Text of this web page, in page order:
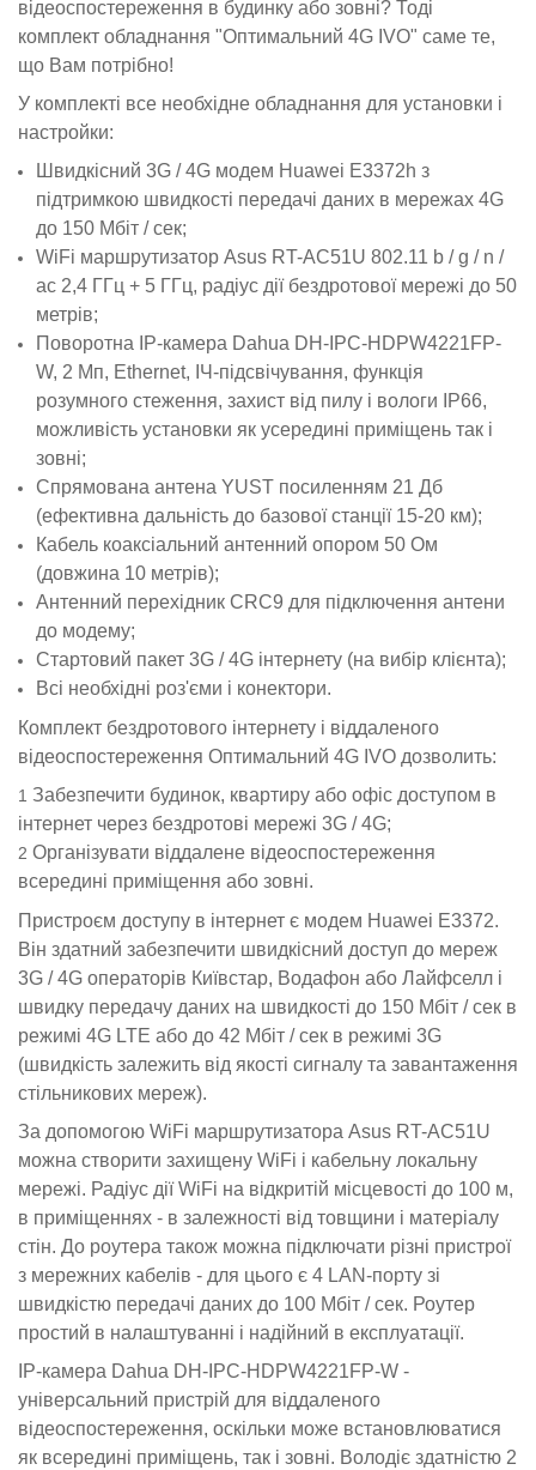
відеоспостереження в будинку або зовні? Тоді
комплект обладнання "Оптимальний 4G IVO" саме те,
що Вам потрібно!
У комплекті все необхідне обладнання для установки і
настройки:
Швидкісний 3G / 4G модем Huawei E3372h з
підтримкою швидкості передачі даних в мережах 4G
до 150 Мбіт / сек;
WiFi маршрутизатор Asus RT-AC51U 802.11 b / g / n /
ac 2,4 ГГц + 5 ГГц, радіус дії бездротової мережі до 50
метрів;
Поворотна IP-камера Dahua DH-IPC-HDPW4221FP-
W, 2 Мп, Ethernet, ІЧ-підсвічування, функція
розумного стеження, захист від пилу і вологи IP66,
можливість установки як усередині приміщень так і
зовні;
Спрямована антена YUST посиленням 21 Дб
(ефективна дальність до базової станції 15-20 км);
Кабель коаксіальний антенний опором 50 Ом
(довжина 10 метрів);
Антенний перехідник CRC9 для підключення антени
до модему;
Стартовий пакет 3G / 4G інтернету (на вибір клієнта);
Всі необхідні роз'єми і конектори.
Комплект бездротового інтернету і віддаленого
відеоспостереження Оптимальний 4G IVO дозволить:
Забезпечити будинок, квартиру або офіс доступом в
інтернет через бездротові мережі 3G / 4G;
Організувати віддалене відеоспостереження
всередині приміщення або зовні.
Пристроєм доступу в інтернет є модем Huawei E3372.
Він здатний забезпечити швидкісний доступ до мереж
3G / 4G операторів Київстар, Водафон або Лайфселл і
швидку передачу даних на швидкості до 150 Мбіт / сек в
режимі 4G LTE або до 42 Мбіт / сек в режимі 3G
(швидкість залежить від якості сигналу та завантаження
стільникових мереж).
За допомогою WiFi маршрутизатора Asus RT-AC51U
можна створити захищену WiFi і кабельну локальну
мережі. Радіус дії WiFi на відкритій місцевості до 100 м,
в приміщеннях - в залежності від товщини і матеріалу
стін. До роутера також можна підключати різні пристрої
з мережних кабелів - для цього є 4 LAN-порту зі
швидкістю передачі даних до 100 Мбіт / сек. Роутер
простий в налаштуванні і надійний в експлуатації.
IP-камера Dahua DH-IPC-HDPW4221FP-W -
універсальний пристрій для віддаленого
відеоспостереження, оскільки може встановлюватися
як всередині приміщень, так і зовні. Володіє здатністю 2